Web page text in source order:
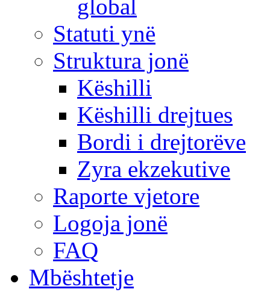
global
Statuti ynë
Struktura jonë
Këshilli
Këshilli drejtues
Bordi i drejtorëve
Zyra ekzekutive
Raporte vjetore
Logoja jonë
FAQ
Mbështetje